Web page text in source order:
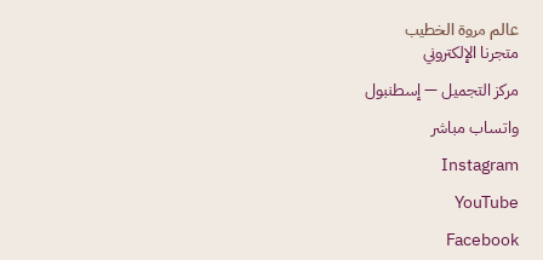
عالم مروة الخطيب
متجرنا الإلكتروني
مركز التجميل — إسطنبول
واتساب مباشر
Instagram
YouTube
Facebook